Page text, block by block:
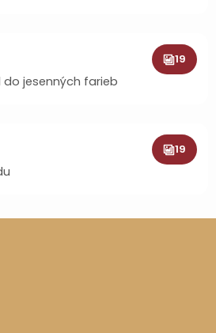
19
jesenných farieb
19